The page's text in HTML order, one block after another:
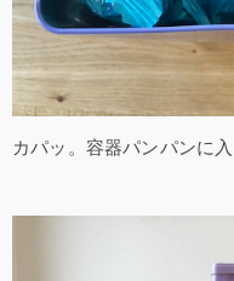
カパッ。容器パンパンに入